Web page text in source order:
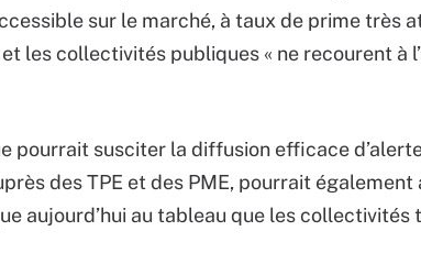
sur le marché, à taux de prime très
les collectivités publiques « ne recourent à
pourrait susciter la diffusion efficace
des TPE et des PME, pourrait également
aujourd’hui au tableau que les collectivités